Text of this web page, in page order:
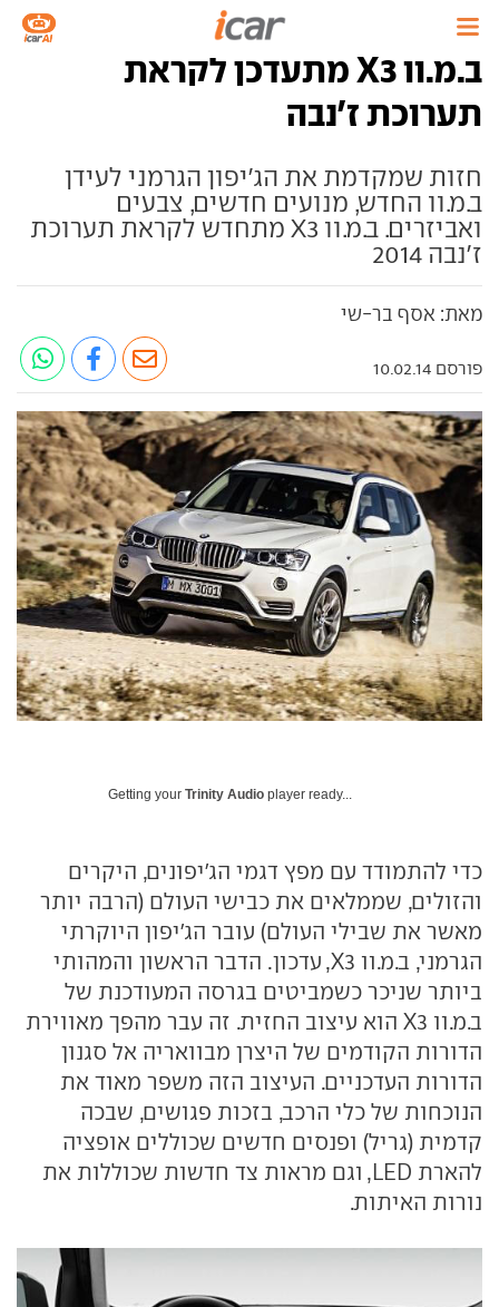
ב.מ.וו X3 מתעדכן לקראת
תערוכת ז'נבה
חזות שמקדמת את הג'יפון הגרמני לעידן
ב.מ.וו החדש, מנועים חדשים, צבעים
ואביזרים. ב.מ.וו X3 מתחדש לקראת תערוכת
ז'נבה 2014
מאת: אסף בר-שי
פורסם 10.02.14
Getting your Trinity Audio player ready...
כדי להתמודד עם מפץ דגמי הג'יפונים, היקרים
והזולים, שממלאים את כבישי העולם (הרבה יותר
מאשר את שבילי העולם) עובר הג'יפון היוקרתי
הגרמני, ב.מ.וו X3, עדכון. הדבר הראשון והמהותי
ביותר שניכר כשמביטים בגרסה המעודכנת של
ב.מ.וו X3 הוא עיצוב החזית. זה עבר מהפך מאווירת
הדורות הקודמים של היצרן מבוואריה אל סגנון
הדורות העדכניים. העיצוב הזה משפר מאוד את
הנוכחות של כלי הרכב, בזכות פגושים, שבכה
קדמית (גריל) ופנסים חדשים שכוללים אופציה
להארת LED, וגם מראות צד חדשות שכוללות את
נורות האיתות.